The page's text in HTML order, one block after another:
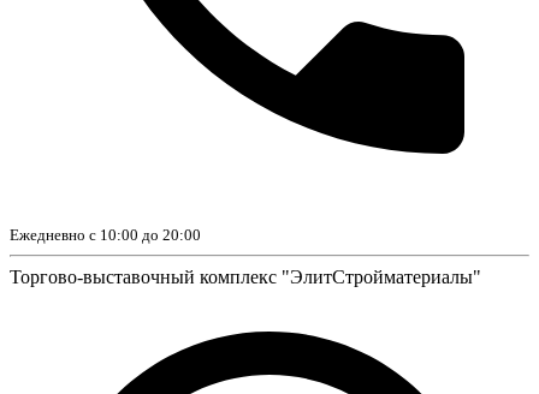
Ежедневно с 10:00 до 20:00
Торгово-выставочный комплекс "ЭлитСтройматериалы"